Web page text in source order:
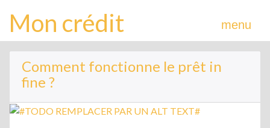
Mon crédit menu
Comment fonctionne le prêt in
fine ?